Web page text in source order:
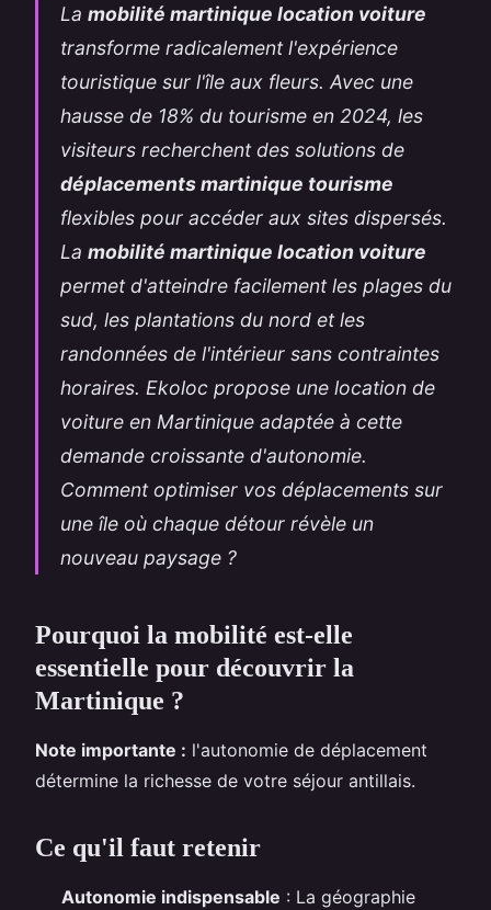
La mobilité martinique location voiture
transforme radicalement l'expérience
touristique sur l'île aux fleurs. Avec une
hausse de 18% du tourisme en 2024, les
visiteurs recherchent des solutions de
déplacements martinique tourisme
flexibles pour accéder aux sites dispersés.
La mobilité martinique location voiture
permet d'atteindre facilement les plages du
sud, les plantations du nord et les
randonnées de l'intérieur sans contraintes
horaires. Ekoloc propose une location de
voiture en Martinique adaptée à cette
demande croissante d'autonomie.
Comment optimiser vos déplacements sur
une île où chaque détour révèle un
nouveau paysage ?
Pourquoi la mobilité est-elle
essentielle pour découvrir la
Martinique ?
Note importante : l'autonomie de déplacement
détermine la richesse de votre séjour antillais.
Ce qu'il faut retenir
Autonomie indispensable : La géographie